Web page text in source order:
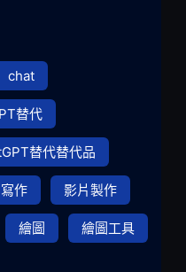
chat
替代
替代替代品
寫作 影片製作
繪圖 繪圖工具